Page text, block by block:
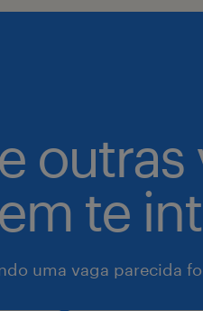
outras
te
uma vaga parecida